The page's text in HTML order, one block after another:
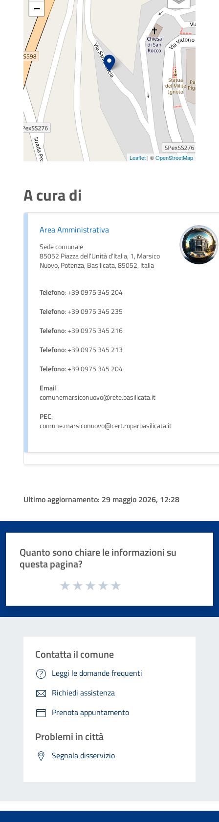
−
Leaflet | ©OpenStreetMap
A cura di
Area Amministrativa
Sede comunale
85052 Piazza dell'Unità d'Italia, 1, Marsico
Nuovo, Potenza, Basilicata, 85052, Italia
Telefono: +39 0975 345 204
Telefono: +39 0975 345 235
Telefono: +39 0975 345 216
Telefono: +39 0975 345 213
Telefono: +39 0975 345 204
Email:
comunemarsiconuovo@rete.basilicata.it
PEC:
comune.marsiconuovo@cert.ruparbasilicata.it
Ultimo aggiornamento: 29 maggio 2026, 12:28
Quanto sono chiare le informazioni su
questa pagina?
Valuta da 1 a 5 stelle la pagina
Contatta il comune
Leggi le domande frequenti
Richiedi assistenza
Prenota appuntamento
Problemi in città
Segnala disservizio